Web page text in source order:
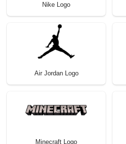
Nike Logo
Air Jordan Logo
Minecraft Logo